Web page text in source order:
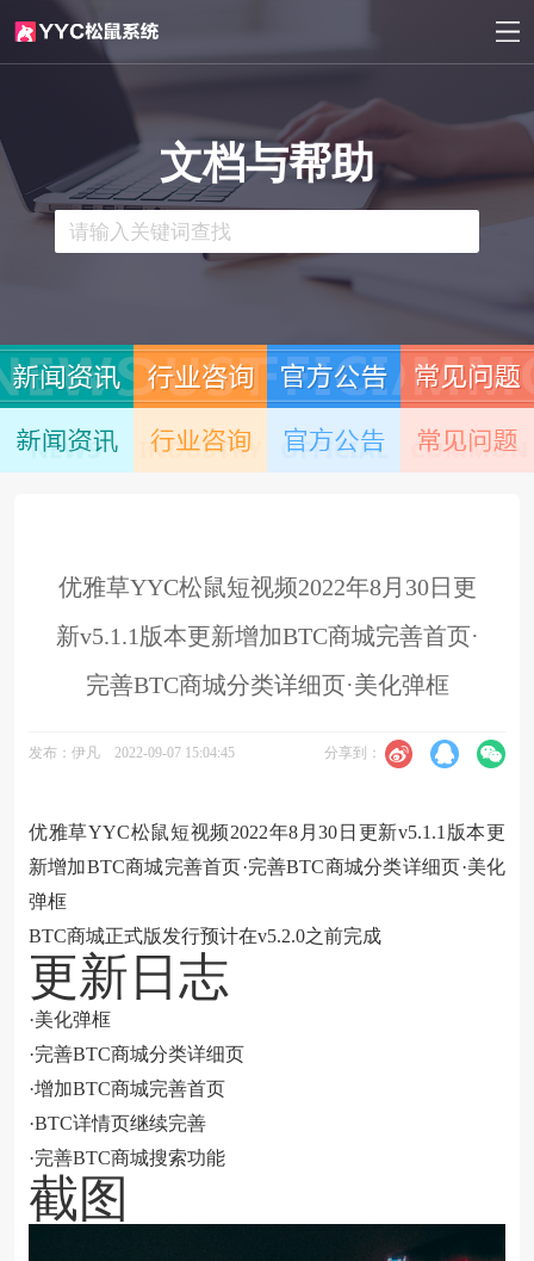
文档与帮助
优雅草YYC松鼠短视频2022年8月30日更
新v5.1.1版本更新增加BTC商城完善首页·
完善BTC商城分类详细页·美化弹框
发布：伊凡 2022-09-07 15:04:45 分享到：
优雅草YYC松鼠短视频2022年8月30日更新v5.1.1版本更
新增加BTC商城完善首页·完善BTC商城分类详细页·美化
弹框
BTC商城正式版发行预计在v5.2.0之前完成
更新日志
·美化弹框
·完善BTC商城分类详细页
·增加BTC商城完善首页
·BTC详情页继续完善
·完善BTC商城搜索功能
截图